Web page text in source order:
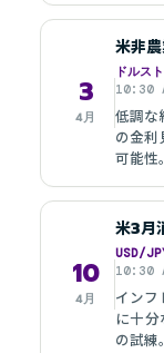
3
4月
米非
ドルス
10:30
低調な
の金
可能性。
10
4月
米3月
USD/
10:30
イン
に十
の試練。